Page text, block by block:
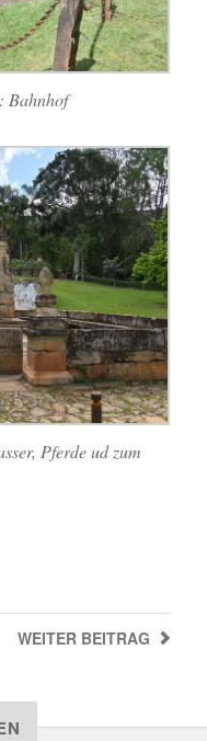
Bahnhof
Pferde ud zum
WEITER BEITRAG